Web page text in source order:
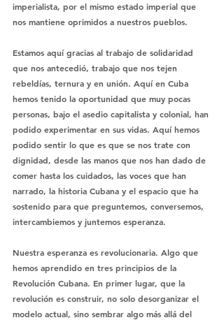
imperialista, por el mismo estado imperial que
nos mantiene oprimidos a nuestros pueblos.
Estamos aquí gracias al trabajo de solidaridad
que nos antecedió, trabajo que nos tejen
rebeldías, ternura y en unión. Aquí en Cuba
hemos tenido la oportunidad que muy pocas
personas, bajo el asedio capitalista y colonial, han
podido experimentar en sus vidas. Aquí hemos
podido sentir lo que es que se nos trate con
dignidad, desde las manos que nos han dado de
comer hasta los cuidados, las voces que han
narrado, la historia Cubana y el espacio que ha
sostenido para que preguntemos, conversemos,
intercambiemos y juntemos esperanza.
Nuestra esperanza es revolucionaria. Algo que
hemos aprendido en tres principios de la
Revolución Cubana. En primer lugar, que la
revolución es construir, no solo desorganizar el
modelo actual, sino sembrar algo más allá del